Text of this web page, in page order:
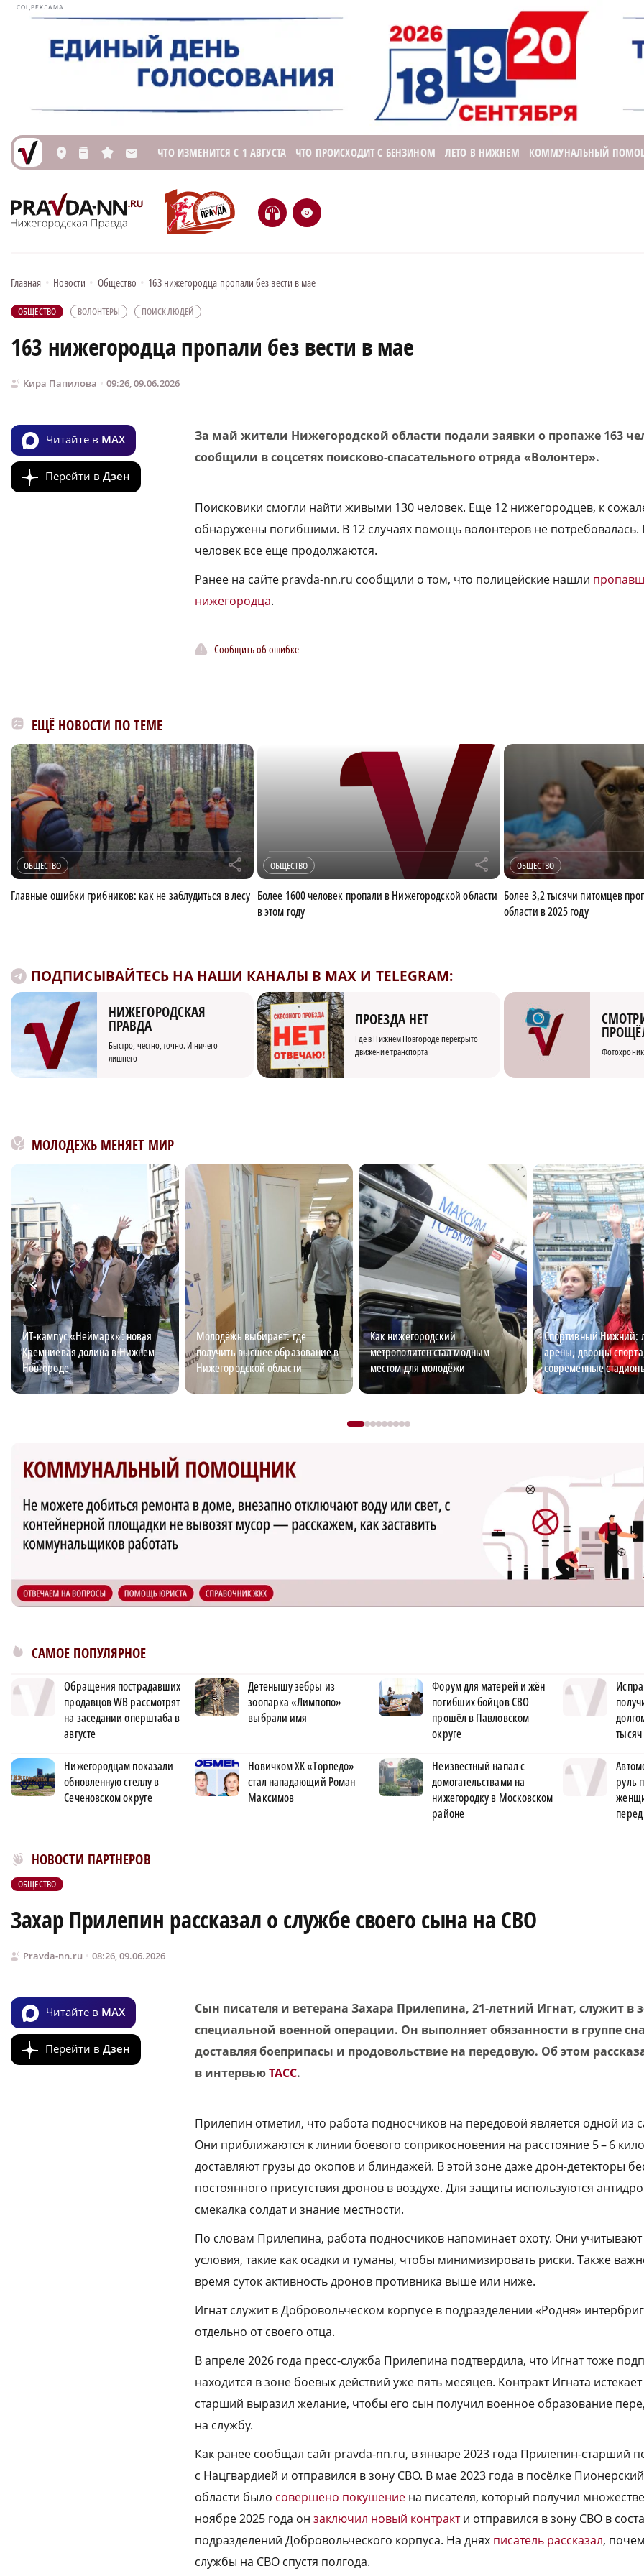
СОЦРЕКЛАМА
L n s M ЧТО ИЗМЕНИТСЯ С 1 АВГУСТА ЧТО ПРОИСХОДИТ С БЕНЗИНОМ ЛЕТО В НИЖНЕМ КОММУНАЛЬНЫЙ
H e
Главная • Новости • Общество • 163 нижегородца пропали без вести в мае
ОБЩЕСТВО ВОЛОНТЕРЫ ПОИСК ЛЮДЕЙ
163 нижегородца пропали без вести в мае
Кира Папилова 09:26, 09.06.2026
Читайте в MAX
Перейти в Дзен
За май жители Нижегородской области подали заявки о пропаже 163
сообщили в соцсетях поисково-спасательного отряда «Волонтер».
Поисковики смогли найти живыми 130 человек. Еще 12 нижегородцев, к
обнаружены погибшими. В 12 случаях помощь волонтеров не потребовалась.
человек все еще продолжаются.
Ранее на сайте pravda-nn.ru сообщили о том, что полицейские нашли
нижегородца.
Сообщить об ошибке
ЕЩЁ НОВОСТИ ПО ТЕМЕ
ОБЩЕСТВО r
Главные ошибки грибников: как не заблудиться в лесу
ОБЩЕСТВО r
Более 1600 человек пропали в Нижегородской области
в этом году
ОБЩЕСТВО
Более 3,2 тысячи питомцев
области в 2025 году
ПОДПИСЫВАЙТЕСЬ НА НАШИ КАНАЛЫ В MAX И TELEGRAM:
НИЖЕГОРОДСКАЯ
ПРАВДА
Быстро, честно, точно. И ничего
лишнего
ПРОЕЗДА НЕТ
Где в Нижнем Новгороде перекрыто
движение транспорта
МОЛОДЕЖЬ МЕНЯЕТ МИР
ИТ-кампус «Неймарк»: новая
Кремниевая долина в Нижнем
Новгороде
Молодёжь выбирает: где
получить высшее образование в
Нижегородской области
Как нижегородский
метрополитен стал модным
местом для молодёжи
Спортивный Нижний:
арены, дворцы
современные
САМОЕ ПОПУЛЯРНОЕ
Обращения пострадавших
продавцов WB рассмотрят
на заседании оперштаба в
августе
Детенышу зебры из
зоопарка «Лимпопо»
выбрали имя
Форум для матерей и жён
погибших бойцов СВО
прошёл в Павловском
округе
Нижегородцам показали
обновленную стеллу в
Сеченовском округе
Новичком ХК «Торпедо»
стал нападающий Роман
Максимов
Неизвестный напал с
домогательствами на
нижегородку в Московском
районе
руль
НОВОСТИ ПАРТНЕРОВ
Новости МирТесен
ОБЩЕСТВО
Захар Прилепин рассказал о службе своего сына на СВО
Pravda-nn.ru 08:26, 09.06.2026
Читайте в MAX
Перейти в Дзен
Сын писателя и ветерана Захара Прилепина, 21-летний Игнат, служит в
специальной военной операции. Он выполняет обязанности в группе
доставляя боеприпасы и продовольствие на передовую. Об этом
в интервьюТАСС.
Прилепин отметил, что работа подносчиков на передовой является одной из
Они приближаются к линии боевого соприкосновения на расстояние 5 – 6
доставляют грузы до окопов и блиндажей. В этой зоне даже дрон-детекторы
постоянного присутствия дронов в воздухе. Для защиты используются
смекалка солдат и знание местности.
По словам Прилепина, работа подносчиков напоминает охоту. Они
условия, такие как осадки и туманы, чтобы минимизировать риски. Также
время суток активность дронов противника выше или ниже.
Игнат служит в Добровольческом корпусе в подразделении «Родня»
отдельно от своего отца.
В апреле 2026 года пресс-служба Прилепина подтвердила, что Игнат тоже
находится в зоне боевых действий уже пять месяцев. Контракт Игната
старший выразил желание, чтобы его сын получил военное образование
на службу.
Как ранее сообщал сайт pravda-nn.ru, в январе 2023 года Прилепин-старший
с Нацгвардией и отправился в зону СВО. В мае 2023 года в посёлке
области было совершено покушение на писателя, который получил
ноябре 2025 года он заключил новый контракти отправился в зону СВО в
подразделений Добровольческого корпуса. На днях писатель рассказал,
службы на СВО спустя полгода.